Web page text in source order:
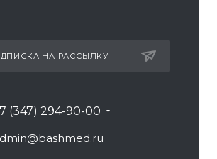
НА РАССЫЛКУ
(347) 294-90-00